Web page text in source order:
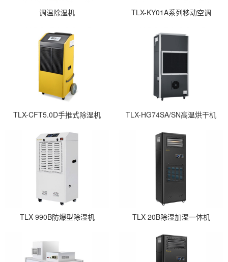
调温除湿机 TLX-KY01A系列移动空调
TLX-CFT5.0D手推式除湿机 TLX-HG74SA/SN高温烘干机
TLX-990B防爆型除湿机 TLX-20B除湿加湿一体机